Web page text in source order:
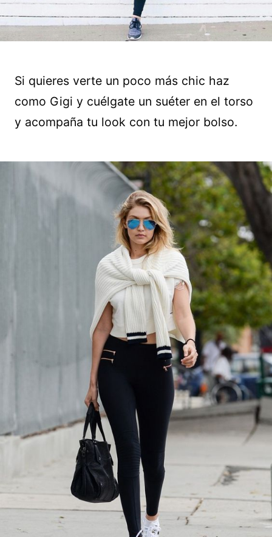
Si quieres verte un poco más chic haz
como Gigi y cuélgate un suéter en el torso
y acompaña tu look con tu mejor bolso.